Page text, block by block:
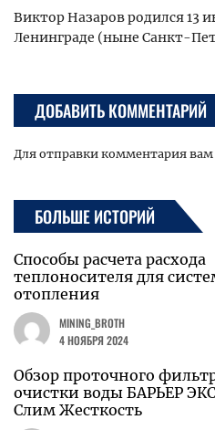
Виктор Назаров родился 13
Ленинграде (ныне Санкт-
ДОБАВИТЬ КОММЕНТАРИЙ
Для отправки комментария
БОЛЬШЕ ИСТОРИЙ
Способы расчета расхода
теплоносителя для
отопления
MINING_BROTH
4 НОЯБРЯ 2024
Обзор проточного
очистки воды БАРЬЕР
Слим Жесткость